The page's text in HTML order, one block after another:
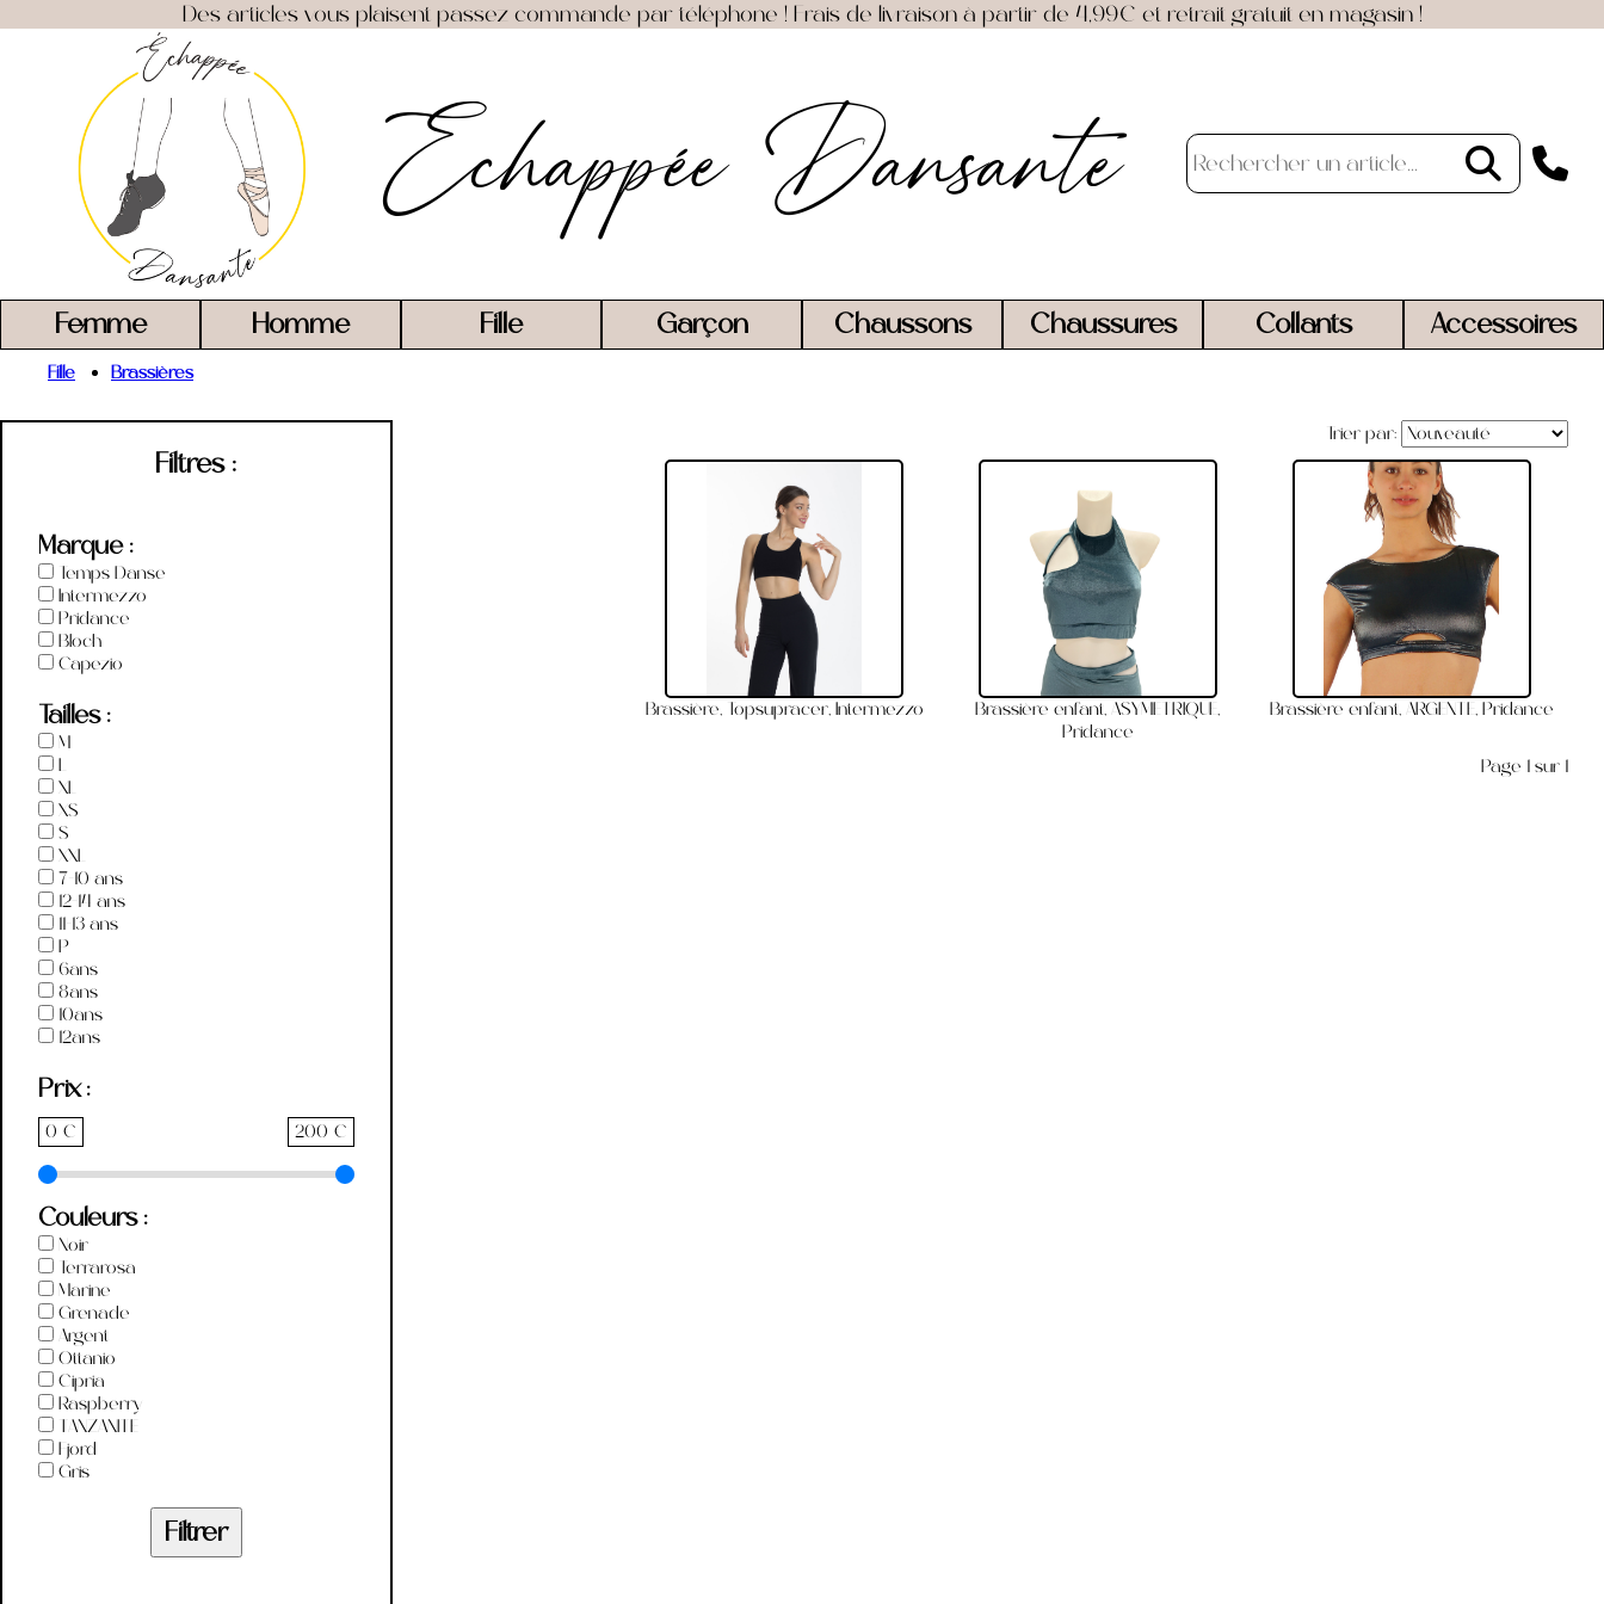
Des articles vous plaisent passez commande par téléphone ! Frais de livraison à partir de 4,99€ et retrait gratuit en magasin !
Echappée Dansante
Femme Homme Fille Garçon Chaussons Chaussures Collants Accessoires
Fille Brassières
Filtres :
Marque :
Temps Danse
Intermezzo
Pridance
Bloch
Capezio
Tailles :
M
L
XL
XS
S
XXL
7-10 ans
12-14 ans
11-13 ans
P
6ans
8ans
10ans
12ans
Prix :
0 € 200 €
Couleurs :
Noir
Terrarosa
Marine
Grenade
Argent
Ottanio
Cipria
Raspberry
TANZANITE
Fjord
Gris
Filtrer
Trier par:
Brassière, Topsupracer, Intermezzo
Brassière enfant, ASYMETRIQUE,
Pridance
Brassière enfant, ARGENTE, Pridance
Page 1 sur 1